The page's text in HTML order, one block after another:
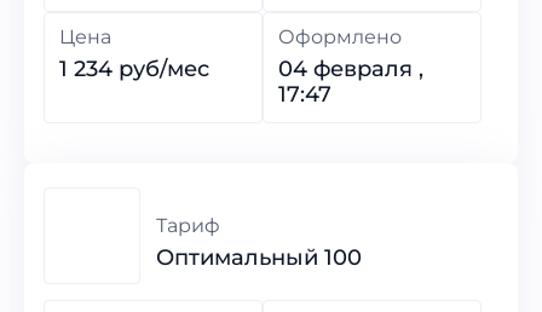
Цена
1 234 руб/мес
Оформлено
04 февраля ,
17:47
Тариф
Оптимальный 100